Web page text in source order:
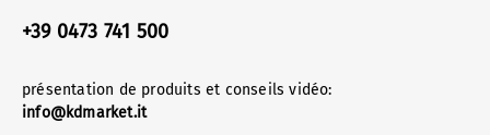
+39 0473 741 500
présentation de produits et conseils vidéo:
info@kdmarket.it